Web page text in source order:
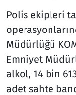
Polis ekipleri
Müdürlüğü
Emniyet
alkol, 14 bin
adet sahte